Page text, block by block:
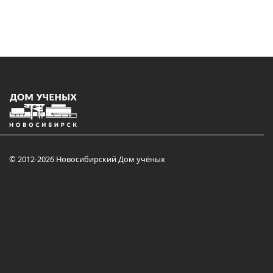
© 2012-2026 Новосибирский Дом учёных